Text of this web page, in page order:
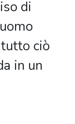
di
ciò
in un